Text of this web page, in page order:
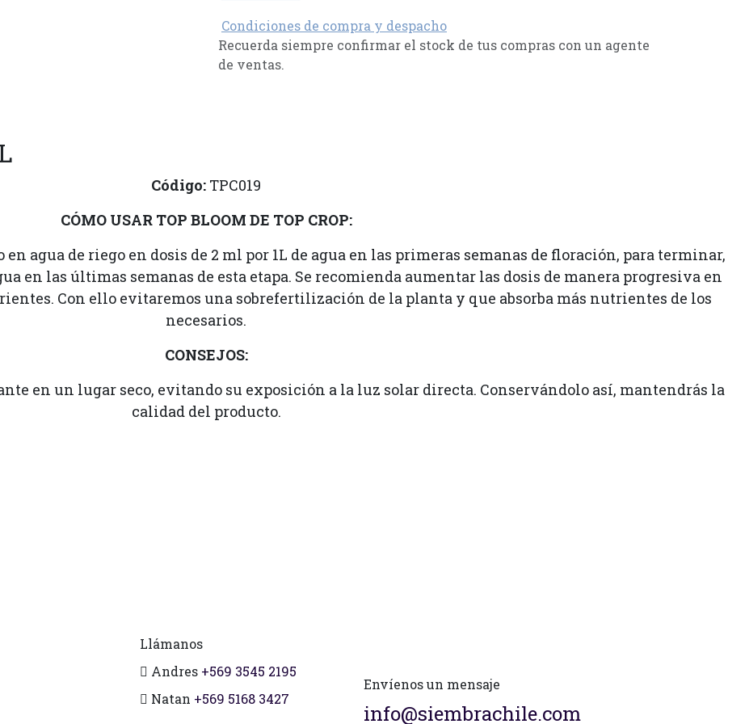
Condiciones de compra y despacho
Recuerda siempre confirmar el stock de tus compras con un agente
de ventas.
Código: TPC019
CÓMO USAR TOP BLOOM DE TOP CROP:
agua de riego en dosis de 2 ml por 1L de agua en las primeras semanas de floración, para terminar,
en las últimas semanas de esta etapa. Se recomienda aumentar las dosis de manera progresiva en
Con ello evitaremos una sobrefertilización de la planta y que absorba más nutrientes de los
necesarios.
CONSEJOS:
en un lugar seco, evitando su exposición a la luz solar directa. Conservándolo así, mantendrás la
calidad del producto.
Llámanos
Andres +569 3545 2195
Natan +569 5168 3427
Envíenos un mensaje
info@siembrachile.com